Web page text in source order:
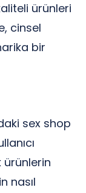
ürünleri
cinsel
bir
sex shop
ürünlerin
nasıl